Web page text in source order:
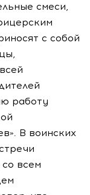
смеси,
с собой
работу
В воинских
всем